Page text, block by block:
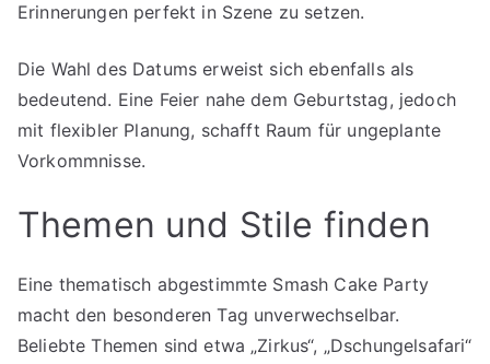
Erinnerungen perfekt in Szene zu setzen.
Die Wahl des Datums erweist sich ebenfalls als
bedeutend. Eine Feier nahe dem Geburtstag, jedoch
mit flexibler Planung, schafft Raum für ungeplante
Vorkommnisse.
Themen und Stile finden
Eine thematisch abgestimmte Smash Cake Party
macht den besonderen Tag unverwechselbar.
Beliebte Themen sind etwa „Zirkus“, „Dschungelsafari“